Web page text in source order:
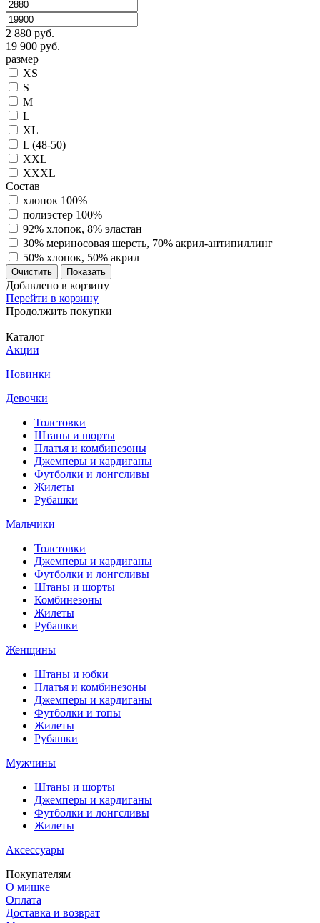
2 880 руб.
19 900 руб.
размер
XS
S
M
L
XL
L (48-50)
XXL
XXXL
Состав
хлопок 100%
полиэстер 100%
92% хлопок, 8% эластан
30% мериносовая шерсть, 70% акрил-антипиллинг
50% хлопок, 50% акрил
Очистить Показать
Добавлено в корзину
Перейти в корзину
Продолжить покупки
Каталог
Акции
Новинки
Девочки
Толстовки
Штаны и шорты
Платья и комбинезоны
Джемперы и кардиганы
Футболки и лонгсливы
Жилеты
Рубашки
Мальчики
Толстовки
Джемперы и кардиганы
Футболки и лонгсливы
Штаны и шорты
Комбинезоны
Жилеты
Рубашки
Женщины
Штаны и юбки
Платья и комбинезоны
Джемперы и кардиганы
Футболки и топы
Жилеты
Рубашки
Мужчины
Штаны и шорты
Джемперы и кардиганы
Футболки и лонгсливы
Жилеты
Аксессуары
Покупателям
О мишке
Оплата
Доставка и возврат